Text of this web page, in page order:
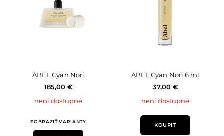
ABEL Cyan Nori
185,00 €
není dostupné
ZOBRAZIŤ VARIANTY
ABEL Cyan Nori 6 ml
37,00 €
není dostupné
KOUPIT